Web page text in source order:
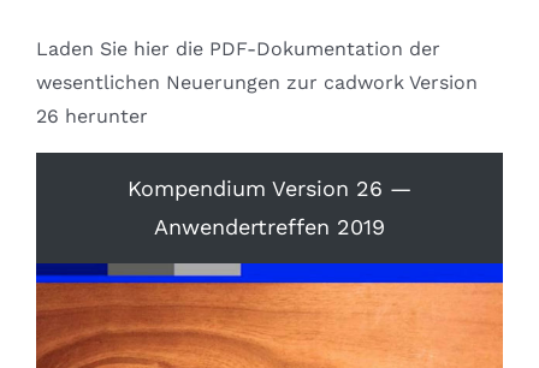
Laden Sie hier die PDF-Dokumentation der
wesentlichen Neuerungen zur cadwork Version
26 herunter
Kompendium Version 26 —
Anwendertreffen 2019